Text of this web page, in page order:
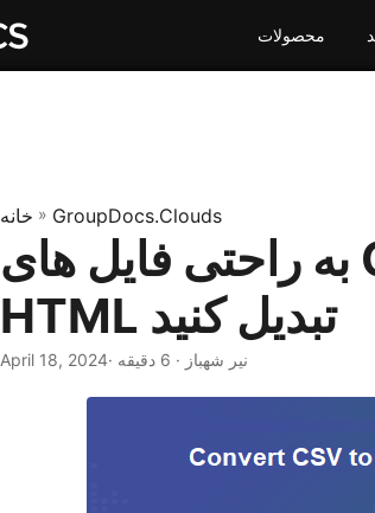
محصولات
خانه » GroupDocs.Clouds
به راحتی فایل های CSV را در C#.NET به
HTML تبدیل کنید
April 18, 2024 · نیر شهباز · 6 دقیقه